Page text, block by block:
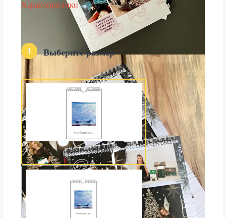
Характеристики
1 Выберите размер
А3 (300×420 мм)